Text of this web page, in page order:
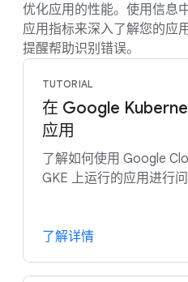
优化应用的性能。使用信息
应用指标来深入了解您的应
提醒帮助识别错误。
TUTORIAL
在 Google
应用
了解如何使用 Google
GKE 上运行的应用进行问
了解详情